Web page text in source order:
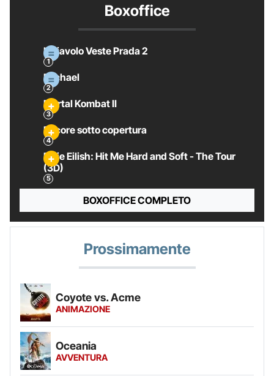
Boxoffice
Il Diavolo Veste Prada 2
Michael
Mortal Kombat II
Pecore sotto copertura
Billie Eilish: Hit Me Hard and Soft - The Tour
(3D)
BOXOFFICE COMPLETO
Prossimamente
Coyote vs. Acme
ANIMAZIONE
Oceania
AVVENTURA